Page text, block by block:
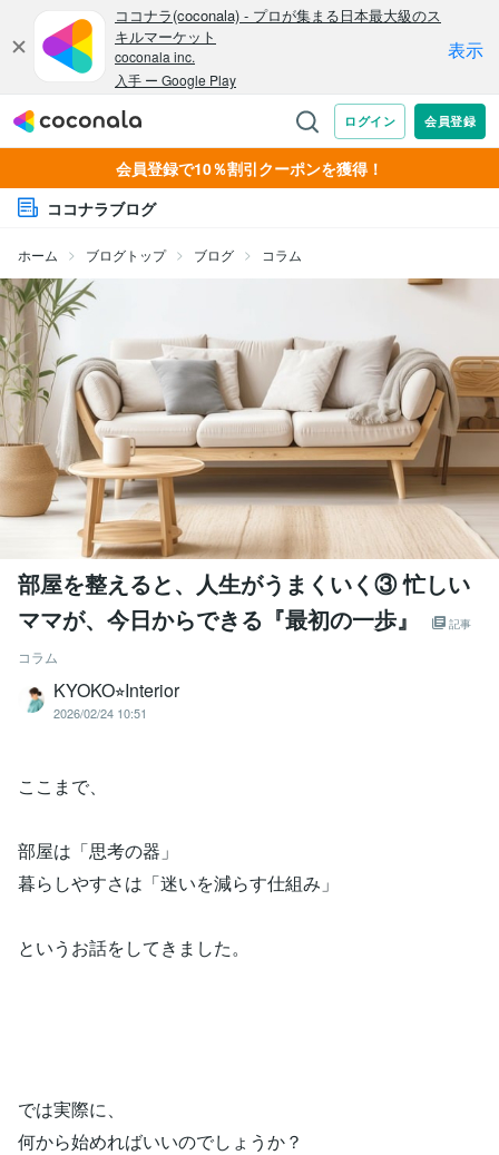
会員登録で10％割引クーポンを獲得！
ココナラブログ
ホーム ブログトップ ブログ コラム
部屋を整えると、人生がうまくいく③ 忙しい
ママが、今日からできる『最初の一歩』
記事
コラム
KYOKO⭐︎Interior
2026/02/24 10:51
ここまで、
部屋は「思考の器」
暮らしやすさは「迷いを減らす仕組み」
というお話をしてきました。
では実際に、
何から始めればいいのでしょうか？